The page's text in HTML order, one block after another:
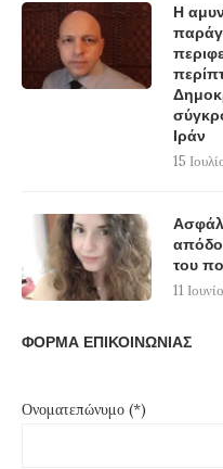
Η
Ιράν
15
του
11
ΦΟΡΜΑ ΕΠΙΚΟΙΝΩΝΙΑΣ
Ονοματεπώνυμο (*)